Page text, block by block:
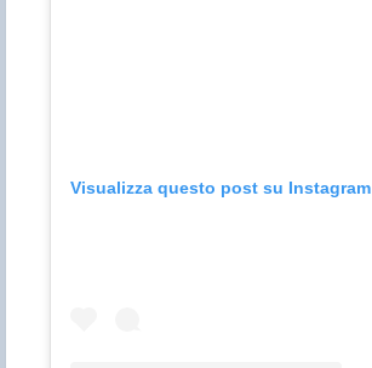
Visualizza questo post su Instagram